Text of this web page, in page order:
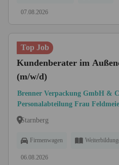
07.08.2026
Top Job
Kundenberater im
(m/w/d)
Brenner Verpackung GmbH &
Personalabteilung Frau
Starnberg
Firmenwagen
06.08.2026